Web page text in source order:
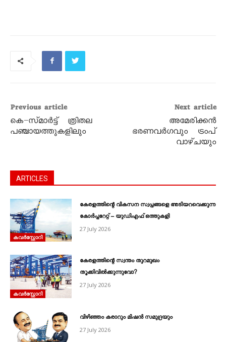
Previous article
കെ–സ്മാര്‍ട്ട് ത്രിതല
പഞ്ചായത്തുകളിലും
Next article
അമേരിക്കൻ
ഭരണവർഗവും ട്രംപ്
വാഴ്ചയും
ARTICLES
കവര്‍സ്റ്റോറി
കേരളത്തിന്റെ വികസന സ്വപ്നങ്ങളെ അടിയറവെക്കുന്ന
കോർപ്പറേറ്റ് – യുഡിഎഫ് ഒത്തുകളി
27 July 2026
കവര്‍സ്റ്റോറി
കേരളത്തിന്റെ സ്വന്തം തുറമുഖം
തൂക്കിവിൽക്കുന്നുവോ?
27 July 2026
വിഴിഞ്ഞം കരാറും മിഷൻ സമുദ്രയും
27 July 2026